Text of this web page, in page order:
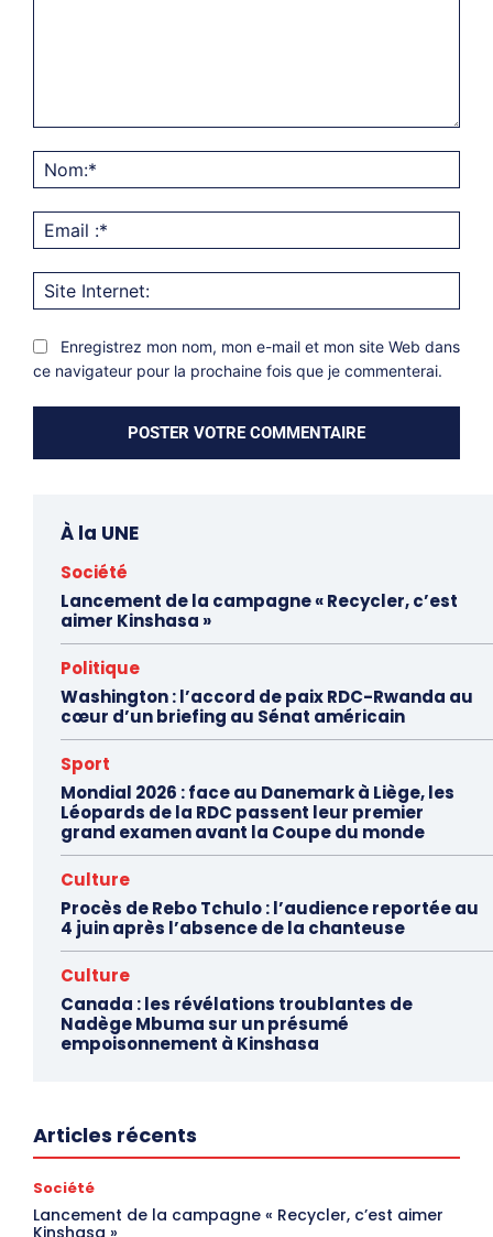
:*
Enregistrez mon nom, mon e-mail et mon site Web dans
ce navigateur pour la prochaine fois que je commenterai.
À la UNE
Société
Lancement de la campagne « Recycler, c’est
aimer Kinshasa »
Politique
Washington : l’accord de paix RDC-Rwanda au
cœur d’un briefing au Sénat américain
Sport
Mondial 2026 : face au Danemark à Liège, les
Léopards de la RDC passent leur premier
grand examen avant la Coupe du monde
Culture
Procès de Rebo Tchulo : l’audience reportée au
4 juin après l’absence de la chanteuse
Culture
Canada : les révélations troublantes de
Nadège Mbuma sur un présumé
empoisonnement à Kinshasa
Articles récents
Société
Lancement de la campagne « Recycler, c’est aimer
Kinshasa »